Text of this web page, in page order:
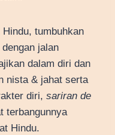
tumbuhkan
jalan
dalam diri dan
nista & jahat serta
diri, sariran de
terbangunnya
Hindu.